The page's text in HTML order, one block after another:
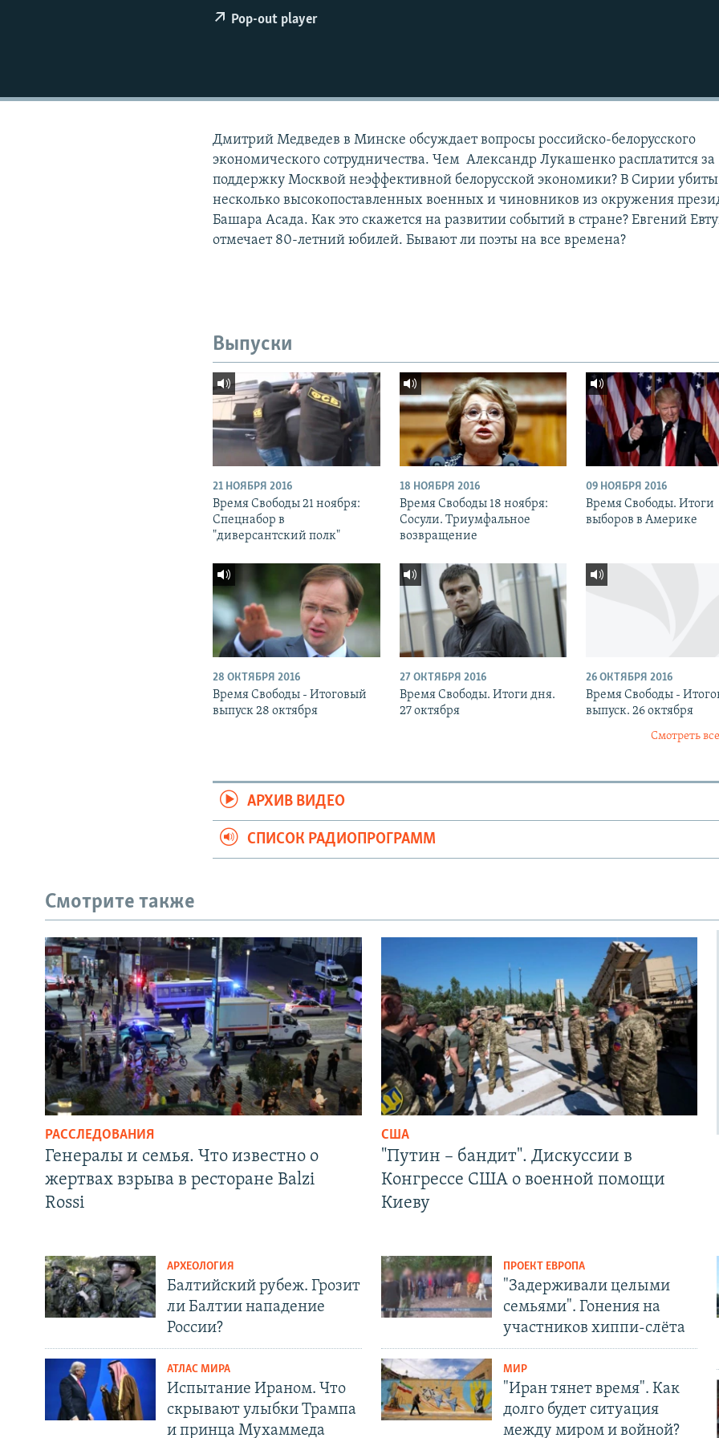
Pop-out player
Дмитрий Медведев в Минске обсуждает вопросы российско-белорусского
экономического сотрудничества. Чем Александр Лукашенко расплатится за
поддержку Москвой неэффективной белорусской экономики? В Сирии убиты
несколько высокопоставленных военных и чиновников из окружения
Башара Асада. Как это скажется на развитии событий в стране? Евгений
отмечает 80-летний юбилей. Бывают ли поэты на все времена?
Выпуски
21 НОЯБРЯ 2016
Время Свободы 21 ноября:
Спецнабор в
"диверсантский полк"
18 НОЯБРЯ 2016
Время Свободы 18 ноября:
Сосули. Триумфальное
возвращение
09 НОЯБРЯ 2016
Время Свободы. Итоги
выборов в Америке
28 ОКТЯБРЯ 2016
Время Свободы - Итоговый
выпуск 28 октября
27 ОКТЯБРЯ 2016
Время Свободы. Итоги дня.
27 октября
26 ОКТЯБРЯ 2016
Время Свободы -
выпуск. 26 октября
Смотреть
АРХИВ ВИДЕО
СПИСОК РАДИОПРОГРАММ
Смотрите также
РАССЛЕДОВАНИЯ
Генералы и семья. Что известно о
жертвах взрыва в ресторане Balzi
Rossi
США
"Путин – бандит". Дискуссии в
Конгрессе США о военной помощи
Киеву
АРХЕОЛОГИЯ
Балтийский рубеж. Грозит
ли Балтии нападение
России?
АТЛАС МИРА
Испытание Ираном. Что
скрывают улыбки Трампа
и принца Мухаммеда
ПРОЕКТ ЕВРОПА
"Задерживали целыми
семьями". Гонения на
участников хиппи-слёта
МИР
"Иран тянет время". Как
долго будет ситуация
между миром и войной?